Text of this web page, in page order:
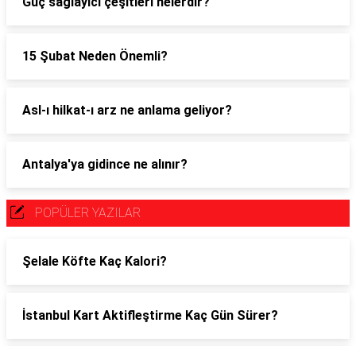
15 Şubat Neden Önemli?
Asl-ı hilkat-ı arz ne anlama geliyor?
Antalya'ya gidince ne alınır?
POPÜLER YAZILAR
Şelale Köfte Kaç Kalori?
İstanbul Kart Aktifleştirme Kaç Gün Sürer?